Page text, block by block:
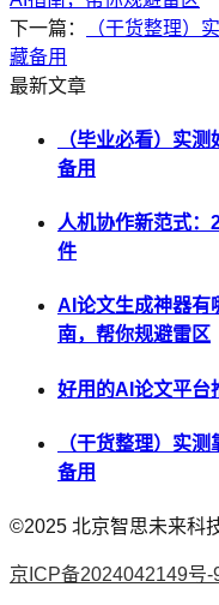
下一篇：
（干货整理）
藏备用
最新文章
（毕业必看）实
备用
人机协作新范式：
件
AI论文生成神器有
南，帮你规避雷区
好用的AI论文平台
（干货整理）实
备用
©2025 北京智思未来科
京ICP备2024042149号-